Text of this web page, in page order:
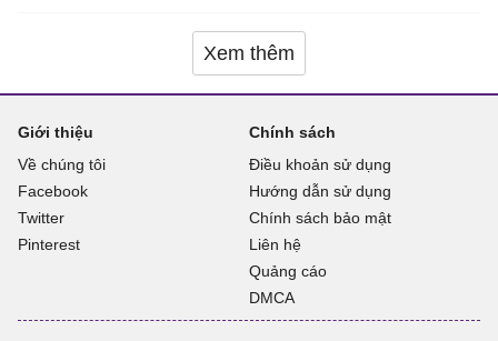
Xem thêm
Giới thiệu
Về chúng tôi
Facebook
Twitter
Pinterest
Chính sách
Điều khoản sử dụng
Hướng dẫn sử dụng
Chính sách bảo mật
Liên hệ
Quảng cáo
DMCA